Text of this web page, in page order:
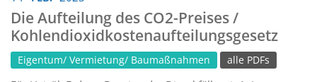
Die Aufteilung des CO2-Preises /
Kohlendioxidkostenaufteilungsgesetz
Eigentum/ Vermietung/ Baumaßnahmen alle PDFs